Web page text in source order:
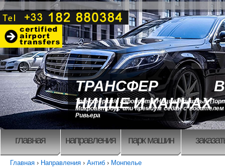
ТРАНСФЕР В
НИЦЦЕ И КАННАХ
Трансфер из/в аэропорт в Ницце, Круизный
Микроавтобус или премиум седан с
Ривьера
главная направления парк машин
Главная › Направления › Антиб › Монпелье